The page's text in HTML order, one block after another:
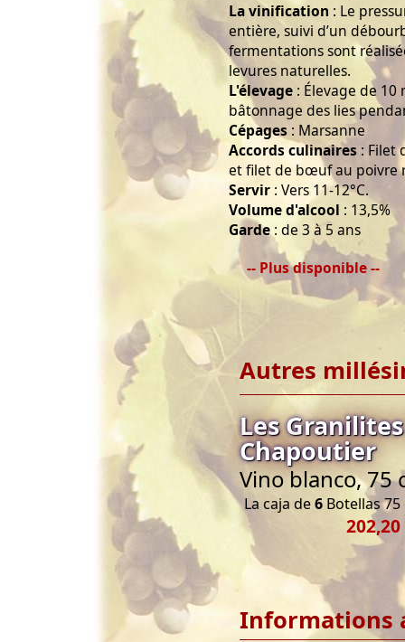
La vinification : Le
entière, suivi d’un
fermentations sont
levures naturelles.
L'élevage : Élevage de 10
bâtonnage des lies
Cépages : Marsanne
Accords culinaires : Filet
et filet de bœuf au poivre
Servir : Vers 11-12°C.
Volume d'alcool : 13,5%
Garde : de 3 à 5 ans
-- Plus disponible --
Autres
Les
Chapoutier
Vino blanco, 75
La caja de6 Botellas 75
202,20
Informations